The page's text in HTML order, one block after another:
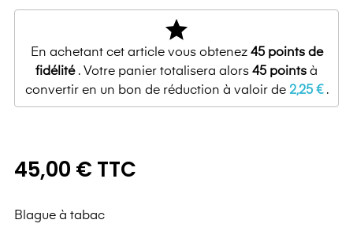
star
En achetant cet article vous obtenez 45points de
fidélité. Votre panier totalisera alors 45points à
convertir en un bon de réduction à valoir de 2,25 €.
45,00 € TTC
Blague à tabac